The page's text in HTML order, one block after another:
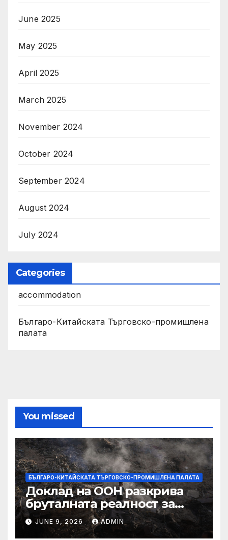
June 2025
May 2025
April 2025
March 2025
November 2024
October 2024
September 2024
August 2024
July 2024
Categories
accommodation
Българо-Китайската Търговско-промишлена
палата
You missed
БЪЛГАРО-КИТАЙСКАТА ТЪРГОВСКО-ПРОМИШЛЕНА ПАЛАТА
Доклад на ООН разкрива
бруталната реалност за
палестинците в Газа,
Западния бряг
JUNE 9, 2026 ADMIN